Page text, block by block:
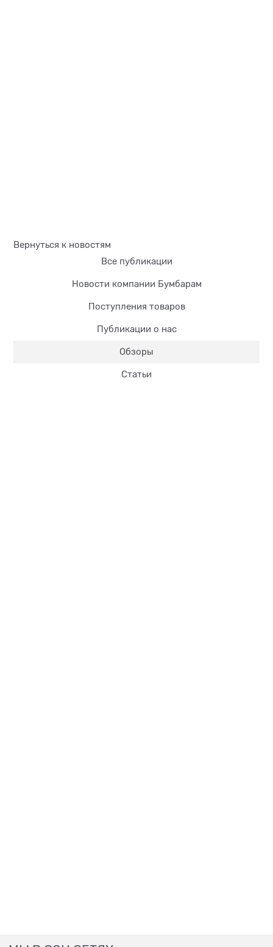
Вернуться к новостям
Все публикации
Новости компании Бумбарам
Поступления товаров
Публикации о нас
Обзоры
Статьи